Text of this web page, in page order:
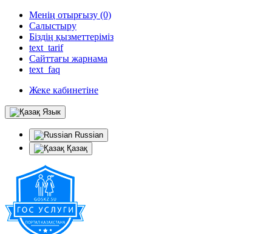
Менің отырғызу (0)
Салыстыру
Біздің қызметтеріміз
text_tarif
Сайттағы жарнама
text_faq
Жеке кабинетіне
Язык
Russian
Қазақ